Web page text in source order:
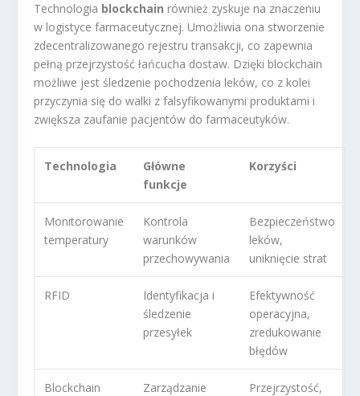
Technologia blockchain również zyskuje na znaczeniu
w logistyce farmaceutycznej. Umożliwia ona stworzenie
zdecentralizowanego rejestru transakcji, co zapewnia
pełną przejrzystość łańcucha dostaw. Dzięki blockchain
możliwe jest śledzenie pochodzenia leków, co z kolei
przyczynia się do walki z falsyfikowanymi produktami i
zwiększa zaufanie pacjentów do farmaceutyków.
Technologia
Główne
funkcje
Korzyści
Monitorowanie
temperatury
Kontrola
warunków
przechowywania
Bezpieczeństwo
leków,
uniknięcie strat
RFID
Identyfikacja i
śledzenie
przesyłek
Efektywność
operacyjna,
zredukowanie
błędów
Blockchain
Zarządzanie
Przejrzystość,